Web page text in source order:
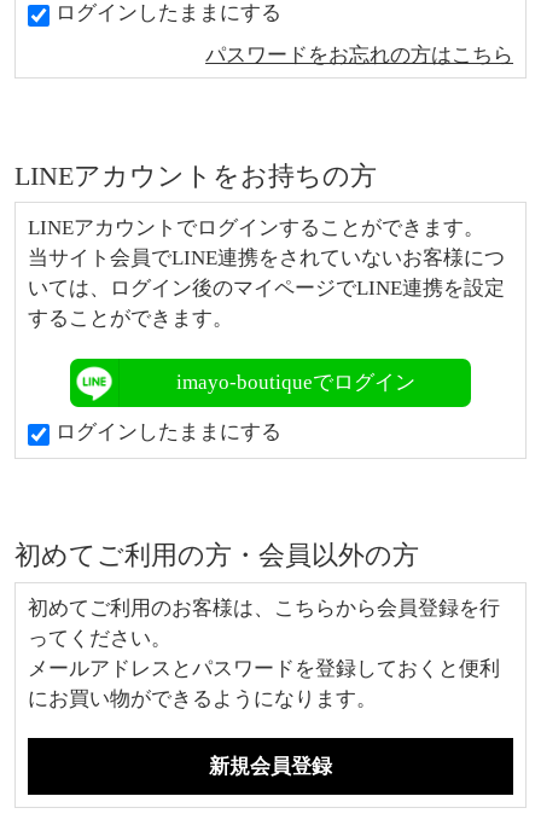
ログインしたままにする
パスワードをお忘れの方はこちら
LINEアカウントをお持ちの方
LINEアカウントでログインすることができます。
当サイト会員でLINE連携をされていないお客様につ
いては、ログイン後のマイページでLINE連携を設定
することができます。
imayo-boutiqueでログイン
ログインしたままにする
初めてご利用の方・会員以外の方
初めてご利用のお客様は、こちらから会員登録を行
ってください。
メールアドレスとパスワードを登録しておくと便利
にお買い物ができるようになります。